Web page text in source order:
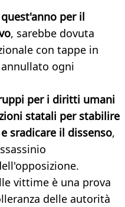
per il
, sarebbe dovuta
con tappe in
ogni
per i diritti umani
statali per stabilire
sradicare il dissenso,
vittime è una prova
delle autorità